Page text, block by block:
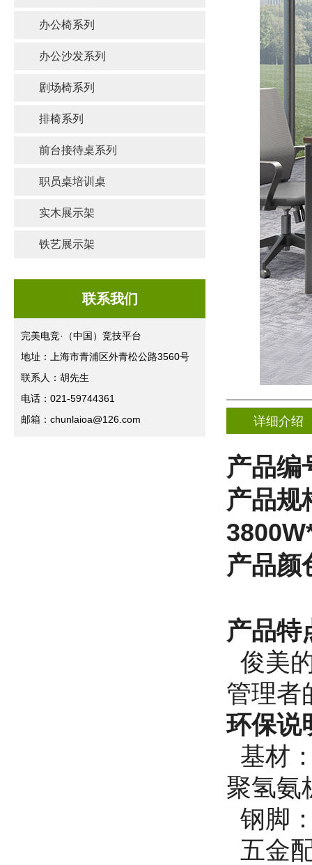
办公椅系列
办公沙发系列
剧场椅系列
排椅系列
前台接待桌系列
职员桌培训桌
实木展示架
铁艺展示架
联系我们
完美电竞·（中国）竞技平台
地址：上海市青浦区外青松公路3560号
联系人：胡先生
电话：021-59744361
邮箱：chunlaioa@126.com
详细介绍
产品
产品
38
产品颜
产品特
俊美
管理者
环保说
基材
聚氢
钢脚
五金